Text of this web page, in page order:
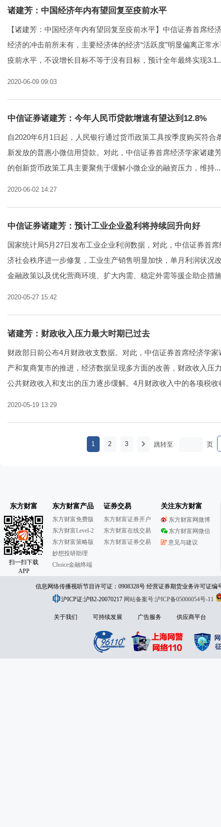
诸建芳：中国经济年内有望回复至疫前水平
【诸建芳：中国经济年内有望回复至疫前水平】中信证券首席经
经济的冲击前所未有，主要经济体的经济“活跃度”明显偏离正常
疫前水平，不设增长目标不等于没有目标，预计全年最终实现
2020-06-09 09:03
中信证券诸建芳：今年人民币贷款增速有望达到12.8%
自2020年6月1日起，人民银行通过货币政策工具按季度购买符合
新发放的普惠小微信用贷款。对此，中信证券首席经济学家诸建
的创新货币政策工具主要聚焦于缓解小微企业的融资压力，维持...
2020-06-02 14:27
中信证券诸建芳：预计工业企业盈利将持续回升向好
国家统计局5月27日发布工业企业利润数据，对此，中信证券首
济社会秩序进一步修复，工业生产销售明显加快，单月利润状况
金融政策以及优化营商环境、扩大内需、稳定外需等援企助企措
2020-05-27 15:42
诸建芳：财政收入压力最大时期已过去
财政部日前公布4月财政收支数据。对此，中信证券首席经济学
产和复商复市的推进，经济数据呈现多方面的改善，财政收入压
公共财政收入和支出的压力逐步缓解。4月财政收入中的各项税收
2020-05-19 13:29
1 2 3 跳转至 页